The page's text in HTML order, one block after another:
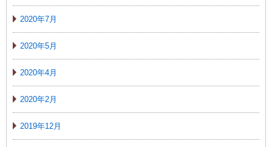
2020年7月
2020年5月
2020年4月
2020年2月
2019年12月